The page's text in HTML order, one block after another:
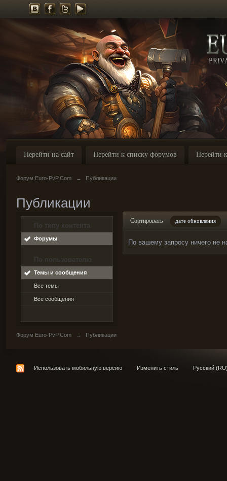
Перейти на сайт Перейти к списку форумов Перейти
Форум Euro-PvP.Com → Публикации
Публикации
По типу контента
Форумы
По пользователю
Темы и сообщения
Все темы
Все сообщения
Сортировать дате обновления
По вашему запросу ничего не
Форум Euro-PvP.Com → Публикации
Использовать мобильную версию Изменить стиль Русский